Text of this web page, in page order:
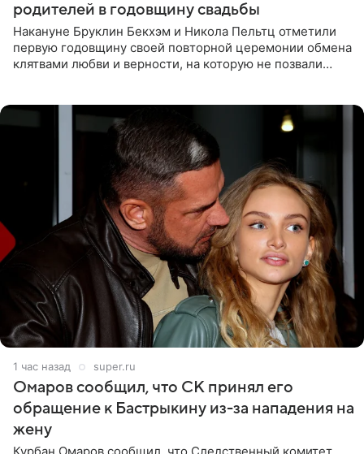
родителей в годовщину свадьбы
Накануне Бруклин Бекхэм и Никола Пельтц отметили
первую годовщину своей повторной церемонии обмена
клятвами любви и верности, на которую не позвали
1 час назад super.ru
Омаров сообщил, что СК принял его
обращение к Бастрыкину из-за нападения на
жену